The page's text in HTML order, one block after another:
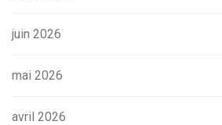
juin 2026
mai 2026
avril 2026